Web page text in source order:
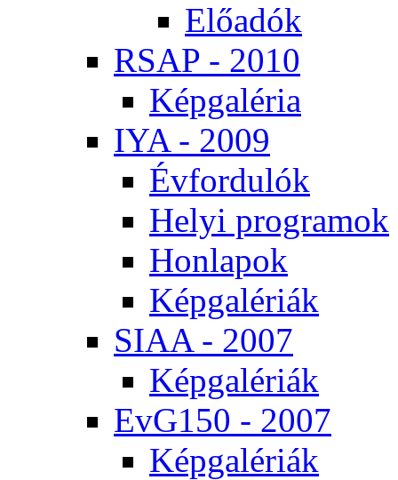
Elő­adók
RSAP - 2010
Kép­ga­lé­ria
IYA - 2009
Év­for­du­lók
He­lyi prog­ra­mok
Hon­la­pok
Kép­ga­lé­ri­ák
SI­AA - 2007
Kép­ga­lé­ri­ák
EvG150 - 2007
Kép­ga­lé­ri­ák